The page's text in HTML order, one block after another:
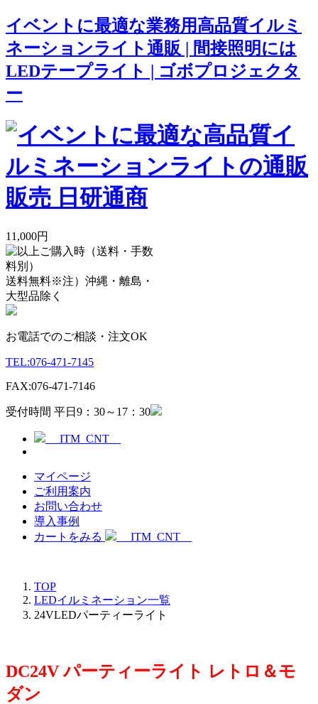
イベントに最適な業務用高品質イルミ
ネーションライト通販 | 間接照明には
LEDテープライト | ゴボプロジェクタ
ー
11,000円
送料無料※注）沖縄・離島・
大型品除く
お電話でのご相談・注文OK
TEL:076-471-7145
FAX:076-471-7146
受付時間 平日9：30～17：30
__ITM_CNT__
マイページ
ご利用案内
お問い合わせ
導入事例
カートをみる
__ITM_CNT__
TOP
LEDイルミネーション一覧
24VLEDパーティーライト
DC24V パーティーライト レトロ＆モ
ダン